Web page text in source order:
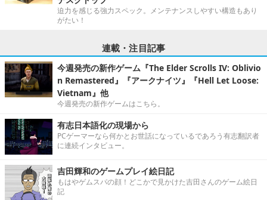
迫力を感じる強力スペック。メンテナンスしやすい構造もあり
がたい！
連載・注目記事
今週発売の新作ゲーム『The Elder Scrolls IV: Oblivio
n Remastered』『アークナイツ』『Hell Let Loose:
Vietnam』他
今週発売の新作ゲームはこちら。
有志日本語化の現場から
PCゲーマーなら何かとお世話になっているであろう有志翻訳者
に連続インタビュー。
吉田輝和のゲームプレイ絵日記
もはやゲムスパの顔！どこかで見かけた吉田さんのゲーム絵日
記